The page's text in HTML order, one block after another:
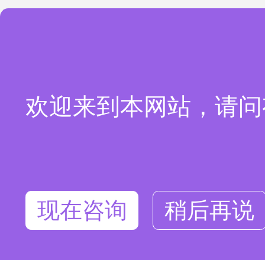
欢迎来到本网站，请
现在咨询 稍后再说